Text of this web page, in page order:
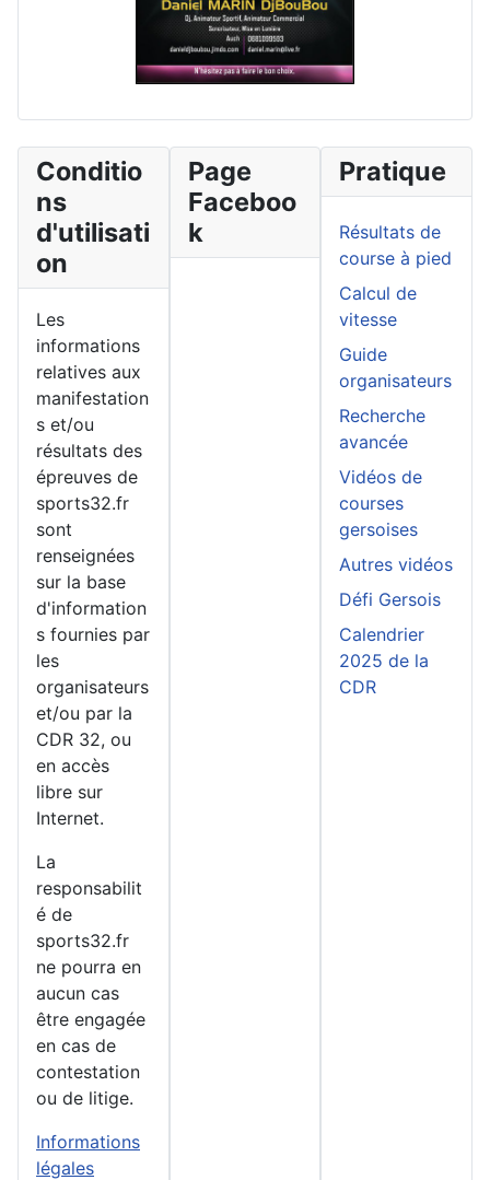
Conditio
ns
d'utilisati
on
Les
informations
relatives aux
manifestation
s et/ou
résultats des
épreuves de
sports32.fr
sont
renseignées
sur la base
d'information
s fournies par
les
organisateurs
et/ou par la
CDR 32, ou
en accès
libre sur
Internet.
La
responsabilit
é de
sports32.fr
ne pourra en
aucun cas
être engagée
en cas de
contestation
ou de litige.
Informations
légales
Page
Faceboo
k
Pratique
Résultats de
course à pied
Calcul de
vitesse
Guide
organisateurs
Recherche
avancée
Vidéos de
courses
gersoises
Autres vidéos
Défi Gersois
Calendrier
2025 de la
CDR